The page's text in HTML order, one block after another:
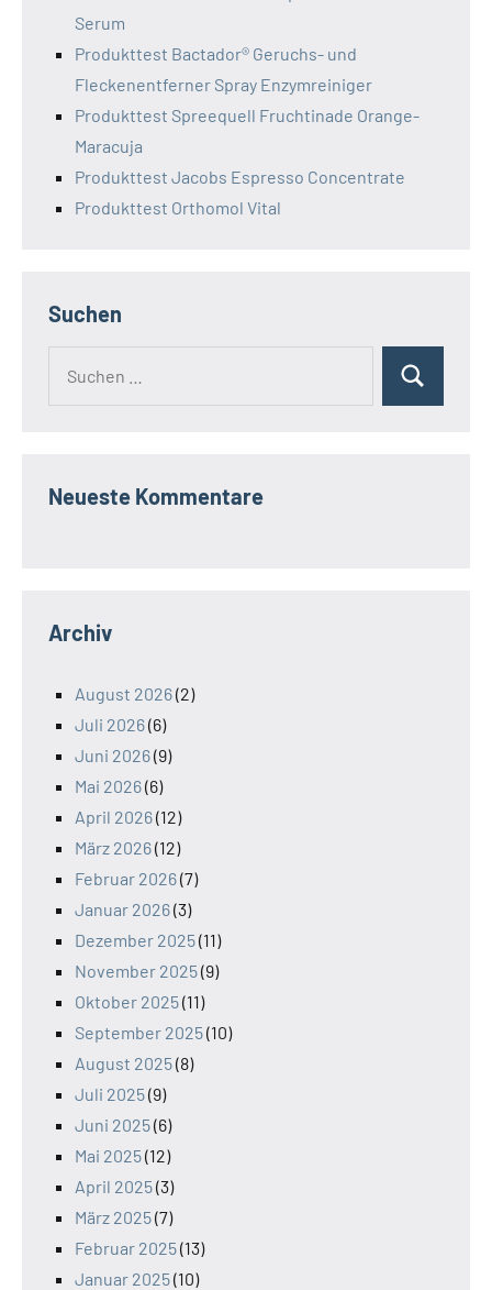
Serum
Produkttest Bactador® Geruchs- und
Fleckenentferner Spray Enzymreiniger
Produkttest Spreequell Fruchtinade Orange-
Maracuja
Produkttest Jacobs Espresso Concentrate
Produkttest Orthomol Vital
Suchen
Suchen
Neueste Kommentare
Archiv
August 2026(2)
Juli 2026(6)
Juni 2026(9)
Mai 2026(6)
April 2026(12)
März 2026(12)
Februar 2026(7)
Januar 2026(3)
Dezember 2025(11)
November 2025(9)
Oktober 2025(11)
September 2025(10)
August 2025(8)
Juli 2025(9)
Juni 2025(6)
Mai 2025(12)
April 2025(3)
März 2025(7)
Februar 2025(13)
Januar 2025(10)